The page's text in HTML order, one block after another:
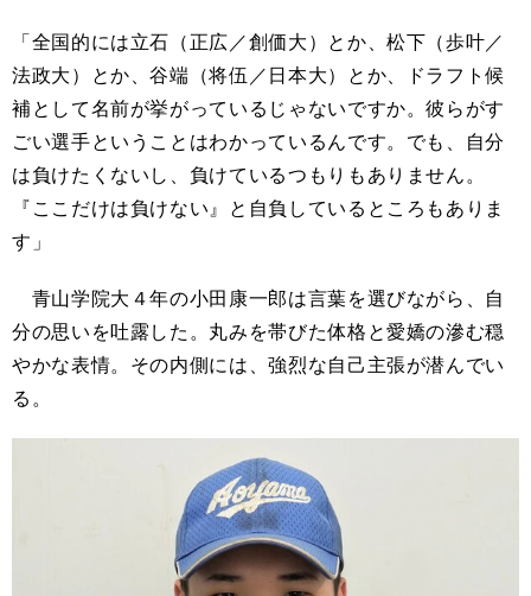
「全国的には立石（正広／創価大）とか、松下（歩叶／
法政大）とか、谷端（将伍／日本大）とか、ドラフト候
補として名前が挙がっているじゃないですか。彼らがす
ごい選手ということはわかっているんです。でも、自分
は負けたくないし、負けているつもりもありません。
『ここだけは負けない』と自負しているところもありま
す」
青山学院大４年の小田康一郎は言葉を選びながら、自
分の思いを吐露した。丸みを帯びた体格と愛嬌の滲む穏
やかな表情。その内側には、強烈な自己主張が潜んでい
る。